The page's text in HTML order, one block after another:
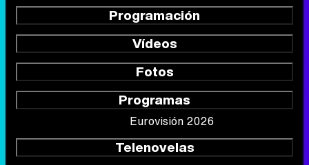
Programación
Vídeos
Fotos
Programas
Eurovisión 2026
Telenovelas